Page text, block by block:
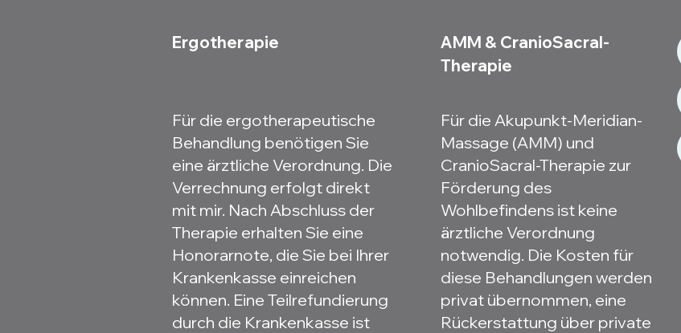
Ergotherapie
Für die ergotherapeutische
Behandlung benötigen Sie
eine ärztliche Verordnung. Die
Verrechnung erfolgt direkt
mit mir. Nach Abschluss der
Therapie erhalten Sie eine
Honorarnote, die Sie bei Ihrer
Krankenkasse einreichen
können. Eine Teilrefundierung
durch die Krankenkasse ist
AMM & CranioSacral-
Therapie
Für die Akupunkt-Meridian-
Massage (AMM) und
CranioSacral-Therapie zur
Förderung des
Wohlbefindens ist keine
ärztliche Verordnung
notwendig. Die Kosten für
diese Behandlungen werden
privat übernommen, eine
Rückerstattung über private